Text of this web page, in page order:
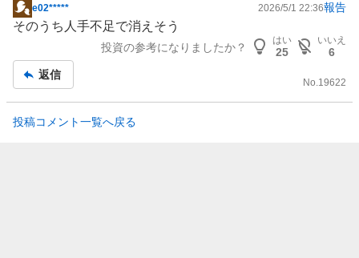
掲
示
事
e02***** 2026/5/1 22:36報告
そのうち人手不足で消えそう
投資の参考になりましたか？
はい
25
いいえ
6
返信
No.19622
投稿コメント一覧へ戻る